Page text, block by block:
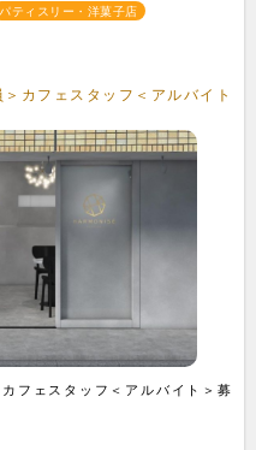
パティスリー・洋菓子店
カフェスタッフ＜アルバイト
フェスタッフ＜アルバイト＞募